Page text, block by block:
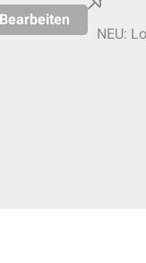
NEU: